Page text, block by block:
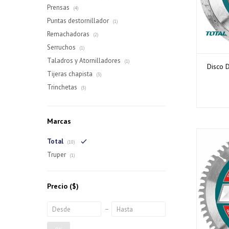
Disco
Prensas (4)
Puntas destornillador (1)
Remachadoras (2)
Serruchos (1)
Taladros y Atornilladores (1)
Tijeras chapista (3)
Trinchetas (3)
Marcas
Total (10)
Truper (1)
Precio ($)